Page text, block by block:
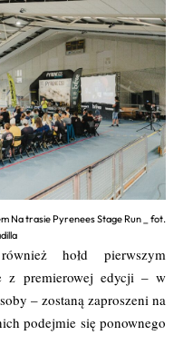
Na trasie Pyrenees Stage Run _ fot.
hołd pierwszym
z premierowej edycji – w
– zostaną zaproszeni na
podejmie się ponownego